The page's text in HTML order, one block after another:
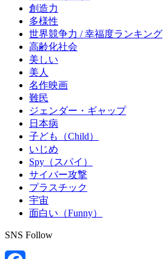
創造力
多様性
世界競争力 / 幸福度ランキング
高齢化社会
美しい
美人
名作映画
難民
ジェンダー・ギャップ
日本病
子ども（Child）
いじめ
Spy（スパイ）
サイバー攻撃
プラスチック
宇宙
面白い（Funny）
SNS Follow